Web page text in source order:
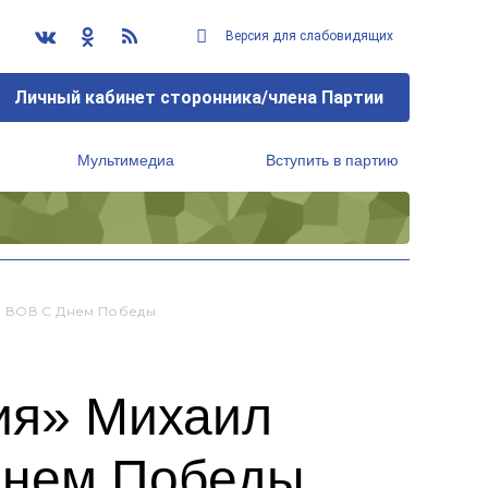
Версия для слабовидящих
Личный кабинет сторонника/члена Партии
Мультимедиа Вступить в партию
ВОВ С Днем Победы.
Михаил